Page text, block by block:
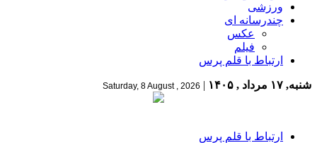
ورزشی
چندرسانه ای
عکس
فیلم
ارتباط با قلم پرس
شنبه, ۱۷ مرداد , ۱۴۰۵ |
Saturday, 8 August , 2026
ارتباط با قلم پرس